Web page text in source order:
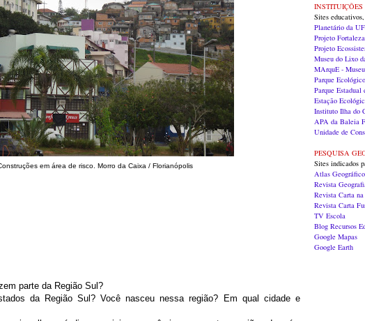
em área de risco. Morro da Caixa / Florianópolis
parte da Região Sul?
da Região Sul? Você nasceu nessa região? Em qual cidade e
INSTITUIÇÕES
Sites
Planetário da
Projeto
Projeto
Museu do Lixo
MArquE -
Parque
Parque Estadual
Estação
Instituto Ilha do
APA da Baleia
Unidade de
PESQUISA
Sites indicados
Atlas
Revista
Revista Carta
Revista Carta
TV Escola
Blog Recursos
Google Mapas
Google Earth